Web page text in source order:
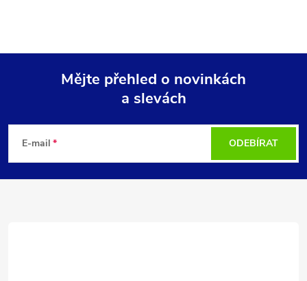
p
Mějte přehled o novinkách
a slevách
E-mail ODEBÍRAT